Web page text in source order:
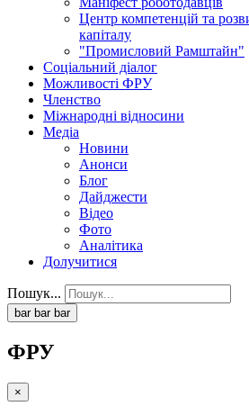
Центр компетенцій та
капіталу
"Промисловий Рамштайн"
Соціальний діалог
Можливості ФРУ
Членство
Міжнародні відносини
Медіа
Новини
Анонси
Блог
Дайджести
Відео
Фото
Аналітика
Долучитися
Пошук...
bar bar bar
ФРУ
×